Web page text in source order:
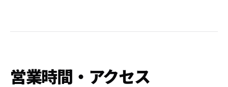
営業時間・アクセス